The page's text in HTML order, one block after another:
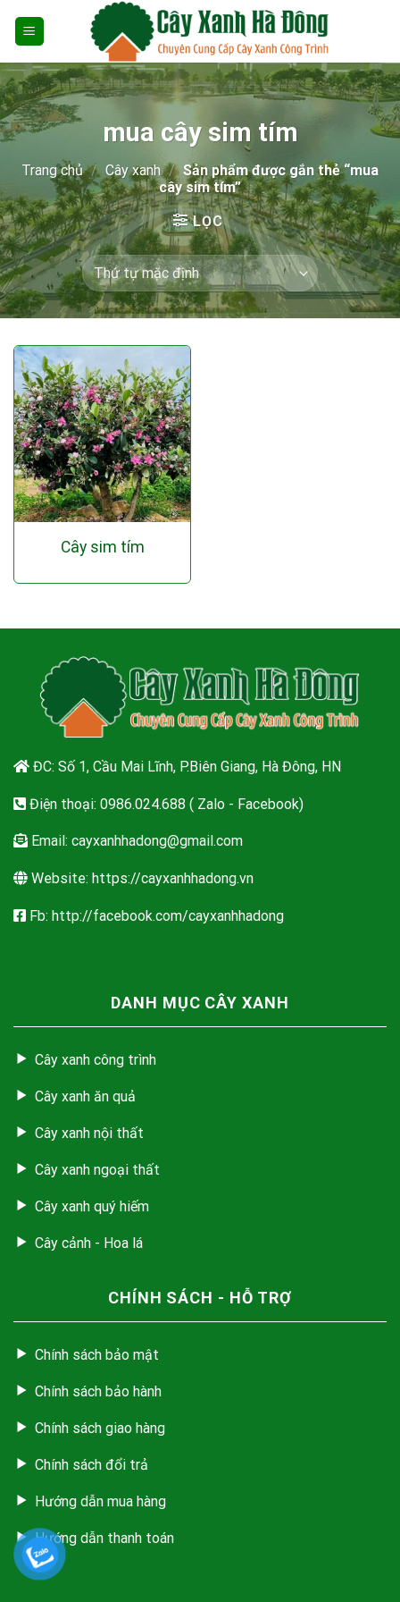
mua cây sim tím
Trang chủ / Cây xanh / Sản phẩm được gắn thẻ “mua
cây sim tím”
LỌC
Cây sim tím
ĐC: Số 1, Cầu Mai Lĩnh, P.Biên Giang, Hà Đông, HN
Điện thoại: 0986.024.688 ( Zalo - Facebook)
Email: cayxanhhadong@gmail.com
Website: https://cayxanhhadong.vn
Fb: http://facebook.com/cayxanhhadong
DANH MỤC CÂY XANH
Cây xanh công trình
Cây xanh ăn quả
Cây xanh nội thất
Cây xanh ngoại thất
Cây xanh quý hiếm
Cây cảnh - Hoa lá
CHÍNH SÁCH - HỖ TRỢ
Chính sách bảo mật
Chính sách bảo hành
Chính sách giao hàng
Chính sách đổi trả
Hướng dẫn mua hàng
Hướng dẫn thanh toán